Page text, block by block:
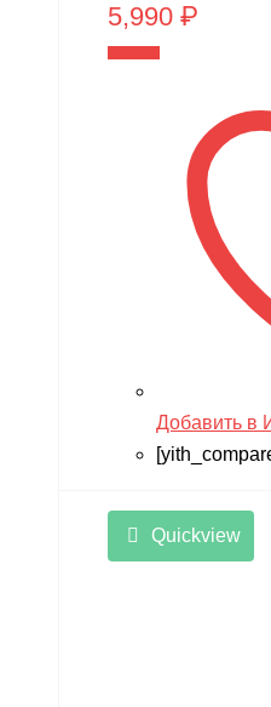
5,990 ₽
Добавить в
Quickview